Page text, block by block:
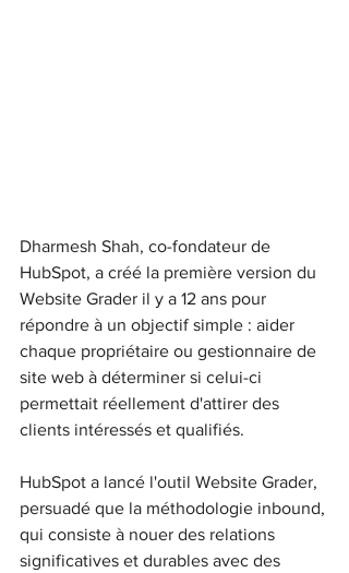
Dharmesh Shah, co-fondateur de
HubSpot, a créé la première version du
Website Grader il y a 12 ans pour
répondre à un objectif simple : aider
chaque propriétaire ou gestionnaire de
site web à déterminer si celui-ci
permettait réellement d'attirer des
clients intéressés et qualifiés.
HubSpot a lancé l'outil Website Grader,
persuadé que la méthodologie inbound,
qui consiste à nouer des relations
significatives et durables avec des